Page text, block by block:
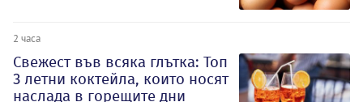
2 часа
Свежест във всяка глътка: Топ
3 летни коктейла, които носят
наслада в горещите дни